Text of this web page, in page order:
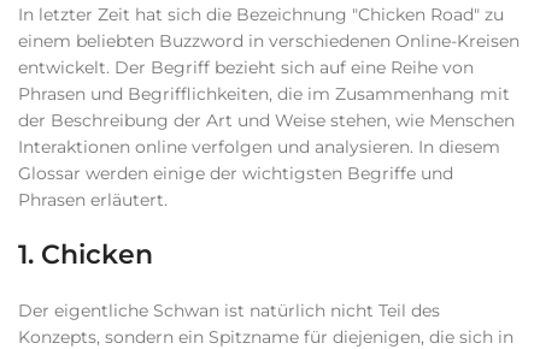
In letzter Zeit hat sich die Bezeichnung "Chicken Road" zu
einem beliebten Buzzword in verschiedenen Online-Kreisen
entwickelt. Der Begriff bezieht sich auf eine Reihe von
Phrasen und Begrifflichkeiten, die im Zusammenhang mit
der Beschreibung der Art und Weise stehen, wie Menschen
Interaktionen online verfolgen und analysieren. In diesem
Glossar werden einige der wichtigsten Begriffe und
Phrasen erläutert.
1. Chicken
Der eigentliche Schwan ist natürlich nicht Teil des
Konzepts, sondern ein Spitzname für diejenigen, die sich in